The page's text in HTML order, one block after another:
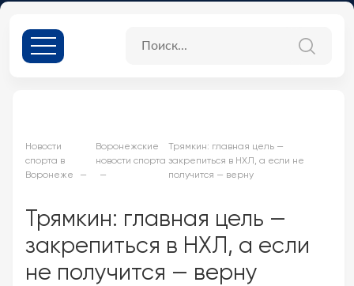
Новости
спорта в
Воронеже
Воронежские
новости спорта
Трямкин: главная цель —
закрепиться в НХЛ, а если не
получится — верну
Трямкин: главная цель —
закрепиться в НХЛ, а если
не получится — верну